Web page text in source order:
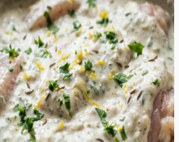
ja siidine marinaad muudab
uskumatult pehmeks ja
sisalduvad piimahapped lõhustavad
tulemuse, mis sulab suus ega
Värske sidrunimahl ja riivitud
vajalikku hapukust ja eredat
tasakaalustab jogurti täidlust.
ja vürtsköömen loovad sügava
mis täidab õue isuäratava
minutitest grillil. See marinaad
suveõhtuteks, pakkudes
alternatiivi traditsioonilistele